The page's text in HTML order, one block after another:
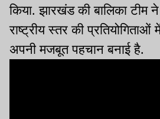
किया. झारखंड की बालिका टीम ने
राष्ट्रीय स्तर की
अपनी मजबूत पहचान बनाई है.